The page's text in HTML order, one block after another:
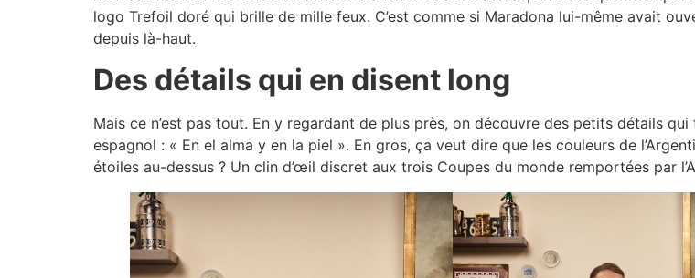
logo Trefoil doré qui brille de mille feux. C’est comme si Maradona lui-même avait
depuis là-haut.
Des détails qui en disent long
Mais ce n’est pas tout. En y regardant de plus près, on découvre des petits détails
espagnol : « En el alma y en la piel ». En gros, ça veut dire que les couleurs de
étoiles au-dessus ? Un clin d’œil discret aux trois Coupes du monde remportées par